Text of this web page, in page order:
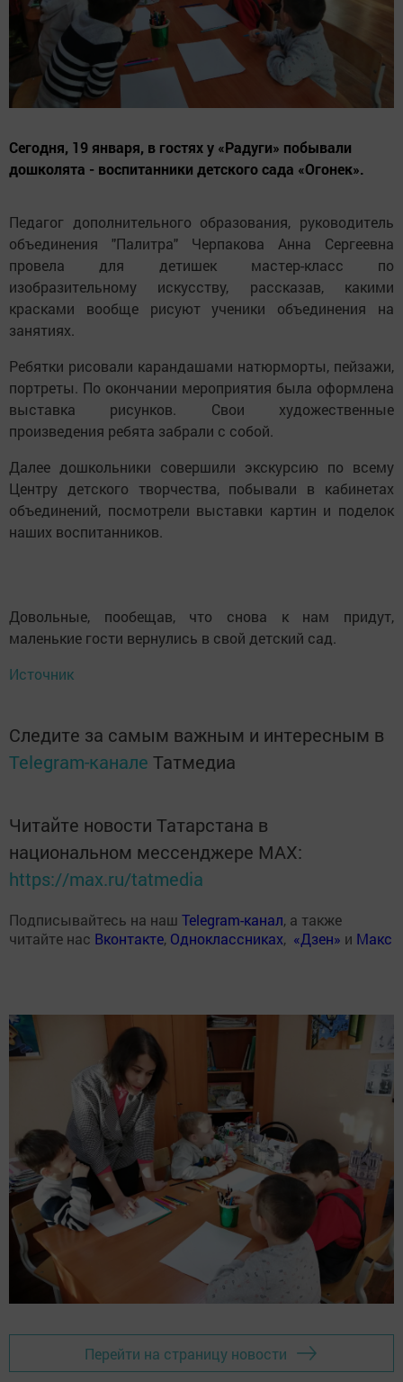
Сегодня, 19 января, в гостях у «Радуги» побывали
дошколята - воспитанники детского сада «Огонек».
Педагог дополнительного образования, руководитель
объединения "Палитра" Черпакова Анна Сергеевна
провела для детишек мастер-класс по
изобразительному искусству, рассказав, какими
красками вообще рисуют ученики объединения на
занятиях.
Ребятки рисовали карандашами натюрморты, пейзажи,
портреты. По окончании мероприятия была оформлена
выставка рисунков. Свои художественные
произведения ребята забрали с собой.
Далее дошкольники совершили экскурсию по всему
Центру детского творчества, побывали в кабинетах
объединений, посмотрели выставки картин и поделок
наших воспитанников.
Довольные, пообещав, что снова к нам придут,
маленькие гости вернулись в свой детский сад.
Источник
Следите за самым важным и интересным в
Telegram-канале Татмедиа
Читайте новости Татарстана в
национальном мессенджере MАХ:
https://max.ru/tatmedia
Подписывайтесь на наш Telegram-канал, а также
читайте нас Вконтакте, Одноклассниках, «Дзен» и Макс
Перейти на страницу новости